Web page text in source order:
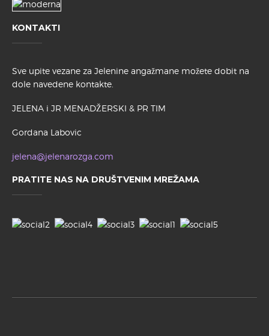
KONTAKTI
Sve upite vezane za Jelenine angažmane možete dobit na
dole navedene kontakte.
JELENA i JR MENADŽERSKI & PR TIM
Gordana Labovic
jelena@jelenarozga.com
PRATITE NAS NA DRUŠTVENIM MREŽAMA